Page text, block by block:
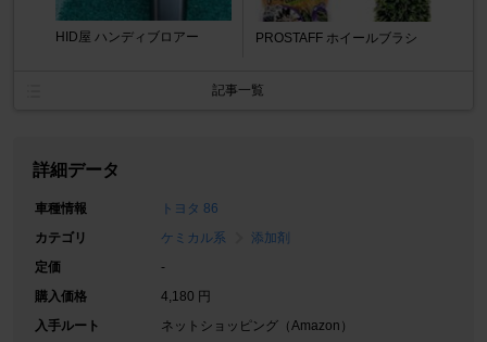
HID屋 ハンディブロアー PROSTAFF ホイールブラシ
記事一覧
詳細データ
車種情報
トヨタ 86
カテゴリ
ケミカル系
添加剤
定価
-
購入価格
4,180 円
入手ルート
ネットショッピング（Amazon）